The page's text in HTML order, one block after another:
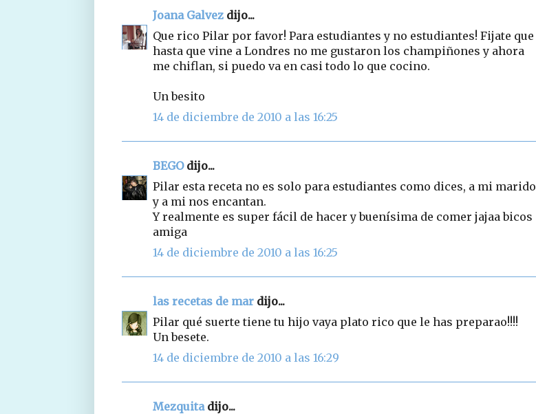
Joana Galvez dijo...
Que rico Pilar por favor! Para estudiantes y no estudiantes! Fijate que
hasta que vine a Londres no me gustaron los champiñones y ahora
me chiflan, si puedo va en casi todo lo que cocino.
Un besito
14 de diciembre de 2010 a las 16:25
BEGOdijo...
Pilar esta receta no es solo para estudiantes como dices, a mi marido
y a mi nos encantan.
Y realmente es super fácil de hacer y buenísima de comer jajaa bicos
amiga
14 de diciembre de 2010 a las 16:25
las recetas de mar dijo...
Pilar qué suerte tiene tu hijo vaya plato rico que le has preparao!!!!
Un besete.
14 de diciembre de 2010 a las 16:29
Mezquitadijo...